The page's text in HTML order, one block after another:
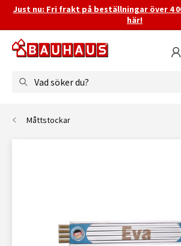
Just nu: Fri frakt på beställningar över 4
här!
Vad söker du?
Måttstockar